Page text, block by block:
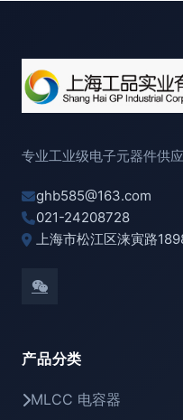
专业工业级电子元器件供
ghb585@163.com
021-24208728
上海市松江区涞寅路
产品分类
MLCC 电容器